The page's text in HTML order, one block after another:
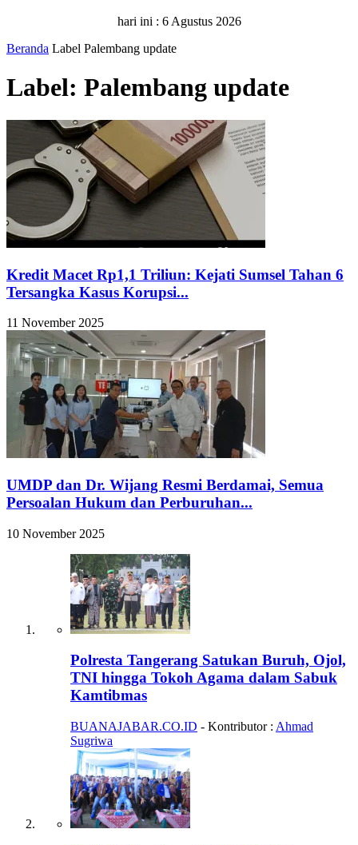
hari ini : 6 Agustus 2026
Beranda Label Palembang update
Label: Palembang update
Kredit Macet Rp1,1 Triliun: Kejati Sumsel Tahan 6
Tersangka Kasus Korupsi...
11 November 2025
UMDP dan Dr. Wijang Resmi Berdamai, Semua
Persoalan Hukum dan Perburuhan...
10 November 2025
Polresta Tangerang Satukan Buruh, Ojol,
TNI hingga Tokoh Agama dalam Sabuk
Kamtibmas
BUANAJABAR.CO.ID - Kontributor : Ahmad
Sugriwa